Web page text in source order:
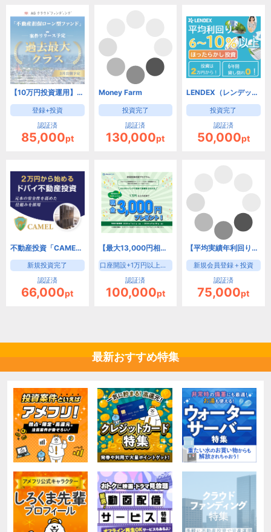
【10万円投資運用】AGクラウドファンディング
登録+投資
認証済
85,000pt
Money Farm
投資完了
認証済
130,000pt
LENDEX（レンデックス）融資型クラウドファンディング
投資完了
認証済
50,000pt
不動産投資「CAMEL」【2万円投資プログラム】
新規投資完了
認証済
66,000pt
【最大13,000円相当もらえるキャンペーン実施中！】オルタナバンク(1万円投資)
口座開設+1万円以上の投資
認証済
100,000pt
【平均実績年利回り約10％以上！】TECROWD
新規会員登録＋投資
認証済
75,000pt
最新おすすめ特集